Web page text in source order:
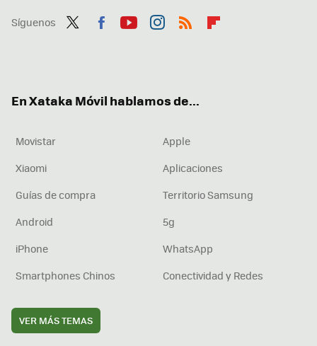
Síguenos
En Xataka Móvil hablamos de...
Movistar
Apple
Xiaomi
Aplicaciones
Guías de compra
Territorio Samsung
Android
5g
iPhone
WhatsApp
Smartphones Chinos
Conectividad y Redes
VER MÁS TEMAS